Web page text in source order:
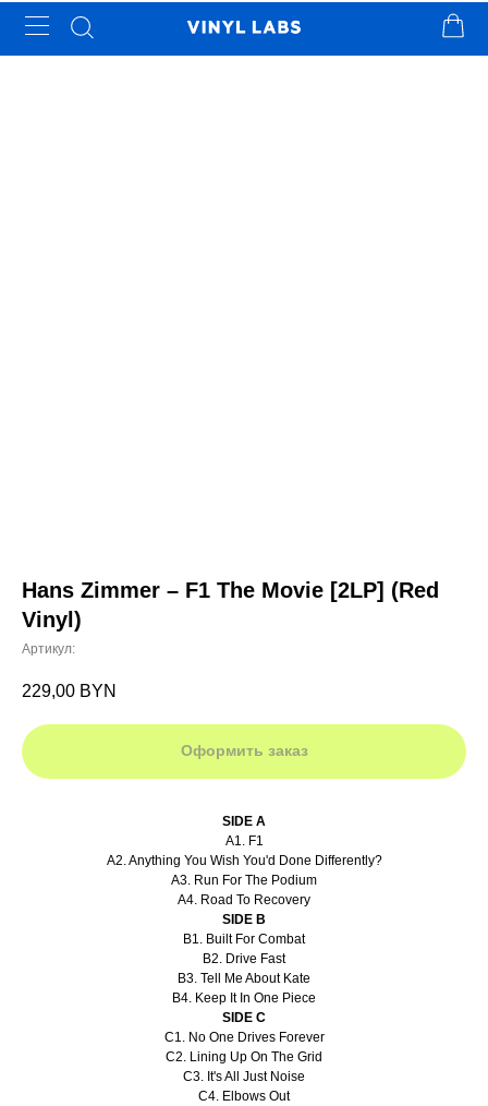
Hans Zimmer – F1 The Movie [2LP] (Red
Vinyl)
Артикул:
229,00 BYN
Оформить заказ
SIDE A
A1. F1
A2. Anything You Wish You'd Done Differently?
A3. Run For The Podium
A4. Road To Recovery
SIDE B
B1. Built For Combat
B2. Drive Fast
B3. Tell Me About Kate
B4. Keep It In One Piece
SIDE C
C1. No One Drives Forever
C2. Lining Up On The Grid
C3. It's All Just Noise
C4. Elbows Out